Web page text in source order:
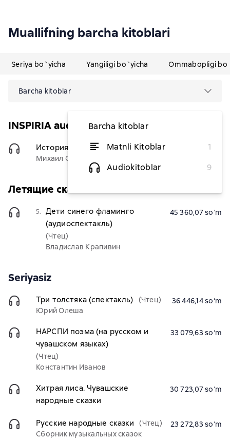
Muallifning barcha kitoblari
Seriya bo`yicha Yangiligi bo`yicha Ommabopligi
Barcha kitoblar
Barcha kitoblar
Matnli Kitoblar
1
Audiokitoblar
9
INSPIRIA audio
История одного города
(Чтец)
Михаил Салтыков-Щедрин
37 909,84 soʻm
Летящие сказки
5.
Дети синего фламинго
(аудиоспектакль)
(Чтец)
Владислав Крапивин
45 360,07 soʻm
Seriyasiz
Три толстяка (спектакль)
(Чтец)
Юрий Олеша
36 446,14 soʻm
НАРСПИ поэма (на русском и
чувашском языках)
(Чтец)
Константин Иванов
33 079,63 soʻm
Хитрая лиса. Чувашские
народные сказки
30 723,07 soʻm
Русские народные сказки
(Чтец)
Сборник музыкальных сказок
23 272,83 soʻm